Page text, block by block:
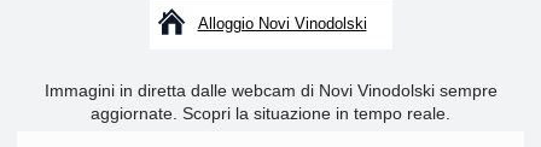
Alloggio Novi Vinodolski
Immagini in diretta dalle webcam di Novi Vinodolski sempre
aggiornate. Scopri la situazione in tempo reale.